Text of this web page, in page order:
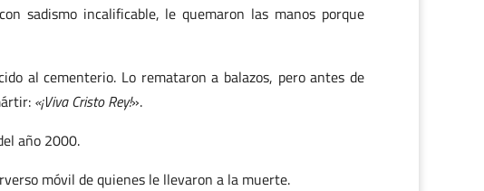
sadismo incalificable, le quemaron las manos porque
al cementerio. Lo remataron a balazos, pero antes de
«¡Viva Cristo Rey!».
año 2000.
móvil de quienes le llevaron a la muerte.